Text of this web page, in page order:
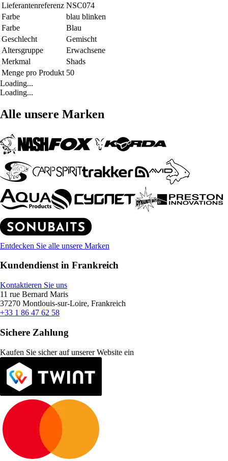
Lieferantenreferenz NSC074
Farbe
blau blinken
Farbe
Blau
Geschlecht
Gemischt
Altersgruppe
Erwachsene
Merkmal
Shads
Menge pro Produkt 50
Loading...
Loading...
Alle unsere Marken
Entdecken Sie alle unsere Marken
Kundendienst in Frankreich
Kontaktieren Sie uns
11 rue Bernard Maris
37270 Montlouis-sur-Loire, Frankreich
+33 1 86 47 62 58
Sichere Zahlung
Kaufen Sie sicher auf unserer Website ein